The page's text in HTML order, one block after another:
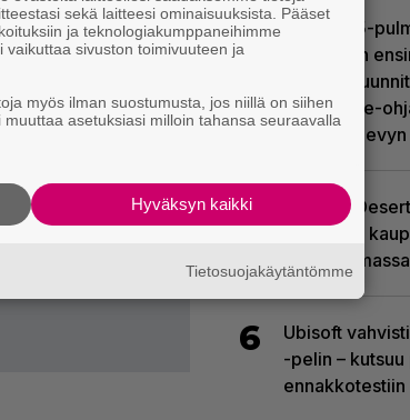
4
Uutta PS5-
kuvaillaan
joka on
DualSense-
5
Crimson
– uudistaa
pelimaailmassa
6
Ubisoft
-pelin –
ennakkotestiin
sekä laitteesi ominaisuuksista. Pääset
ja teknologiakumppaneihimme
sivuston toimivuuteen ja
myös ilman suostumusta, jos niillä on siihen
asetuksiasi milloin tahansa seuraavalla
Hyväksyn kaikki
Tietosuojakäytäntömme